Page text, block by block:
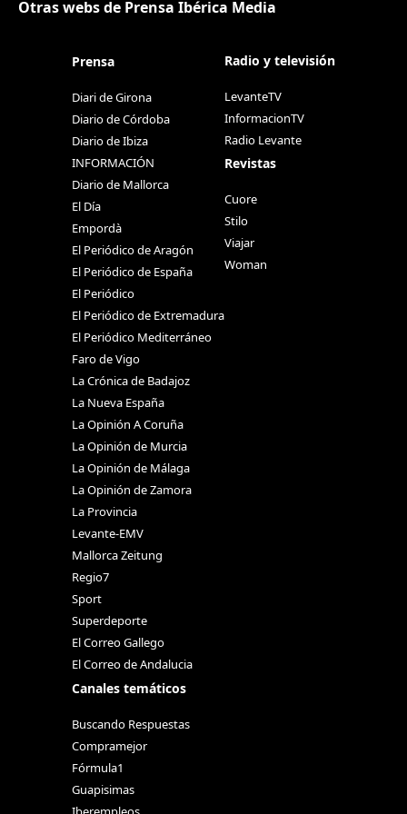
Otras webs de Prensa Ibérica Media
Prensa
Diari de Girona
Diario de Córdoba
Diario de Ibiza
INFORMACIÓN
Diario de Mallorca
El Día
Empordà
El Periódico de Aragón
El Periódico de España
El Periódico
El Periódico de Extremadura
El Periódico Mediterráneo
Faro de Vigo
La Crónica de Badajoz
La Nueva España
La Opinión A Coruña
La Opinión de Murcia
La Opinión de Málaga
La Opinión de Zamora
La Provincia
Levante-EMV
Mallorca Zeitung
Regio7
Sport
Superdeporte
El Correo Gallego
El Correo de Andalucia
Canales temáticos
Buscando Respuestas
Compramejor
Fórmula1
Guapisimas
Radio y televisión
LevanteTV
InformacionTV
Radio Levante
Revistas
Cuore
Stilo
Viajar
Woman